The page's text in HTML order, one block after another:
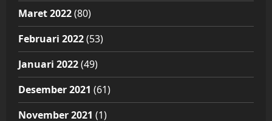
Maret 2022(80)
Februari 2022(53)
Januari 2022(49)
Desember 2021 (61)
November 2021 (1)